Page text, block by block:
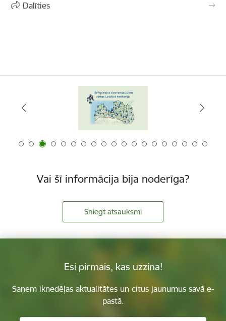
Dalīties
Vai šī informācija bija noderīga?
Sniegt atsauksmi
Esi pirmais, kas uzzina!
Saņem iknedēļas aktualitātes un citus jaunumus savā e-
pastā.